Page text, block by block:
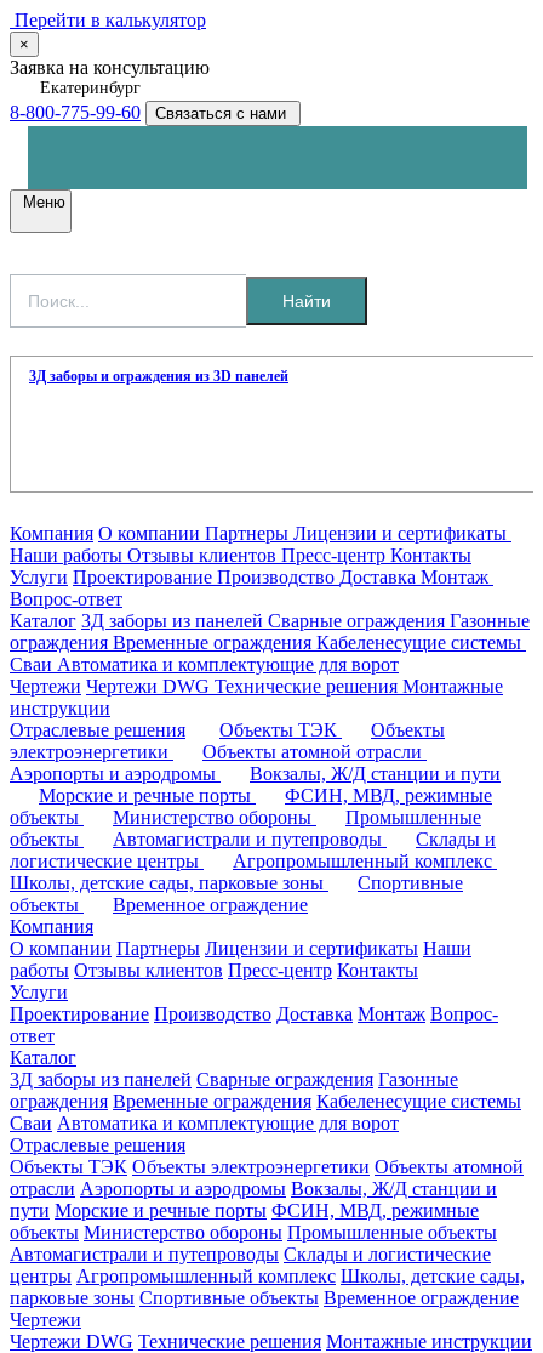
Перейти в калькулятор
×
Заявка на консультацию
Екатеринбург
8-800-775-99-60 Связаться с нами
Меню
Найти
3Д заборы и ограждения из 3D панелей
Компания О компании Партнеры Лицензии и сертификаты
Наши работы Отзывы клиентов Пресс-центр Контакты
Услуги Проектирование Производство Доставка Монтаж
Вопрос-ответ
Каталог 3Д заборы из панелей Сварные ограждения Газонные
ограждения Временные ограждения Кабеленесущие системы
Cваи Автоматика и комплектующие для ворот
Чертежи Чертежи DWG Технические решения Монтажные
инструкции
Отраслевые решения
Объекты ТЭК
Объекты
электроэнергетики
Объекты атомной отрасли
Аэропорты и аэродромы
Вокзалы, Ж/Д станции и пути
Морские и речные порты
ФСИН, МВД, режимные
объекты
Министерство обороны
Промышленные
объекты
Автомагистрали и путепроводы
Склады и
логистические центры
Агропромышленный комплекс
Школы, детские сады, парковые зоны
Спортивные
объекты
Временное ограждение
Компания
О компании Партнеры Лицензии и сертификаты Наши
работы Отзывы клиентов Пресс-центр Контакты
Услуги
Проектирование Производство Доставка Монтаж Вопрос-
ответ
Каталог
3Д заборы из панелей Сварные ограждения Газонные
ограждения Временные ограждения Кабеленесущие системы
Cваи Автоматика и комплектующие для ворот
Отраслевые решения
Объекты ТЭК Объекты электроэнергетики Объекты атомной
отрасли Аэропорты и аэродромы Вокзалы, Ж/Д станции и
пути Морские и речные порты ФСИН, МВД, режимные
объекты Министерство обороны Промышленные объекты
Автомагистрали и путепроводы Склады и логистические
центры Агропромышленный комплекс Школы, детские сады,
парковые зоны Спортивные объекты Временное ограждение
Чертежи
Чертежи DWG Технические решения Монтажные инструкции